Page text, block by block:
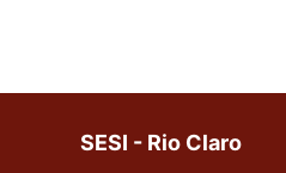
SESI - Rio Claro